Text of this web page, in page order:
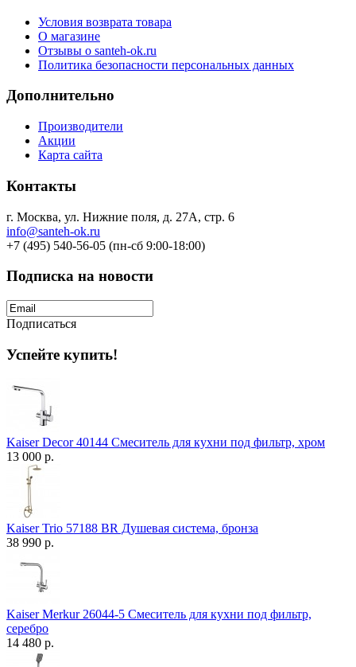
Условия возврата товара
О магазине
Отзывы о santeh-ok.ru
Политика безопасности персональных данных
Дополнительно
Производители
Акции
Карта сайта
Контакты
г. Москва, ул. Нижние поля, д. 27А, стр. 6
info@santeh-ok.ru
+7 (495) 540-56-05 (пн-сб 9:00-18:00)
Подписка на новости
Подписаться
Успейте купить!
Kaiser Decor 40144 Смеситель для кухни под фильтр, хром
13 000 р.
Kaiser Trio 57188 BR Душевая система, бронза
38 990 р.
Kaiser Merkur 26044-5 Смеситель для кухни под фильтр,
серебро
14 480 р.